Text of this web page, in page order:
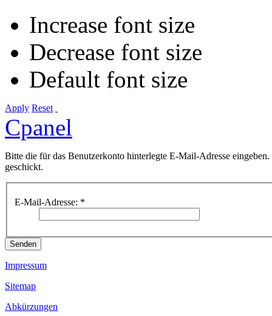
Increase font size
Decrease font size
Default font size
Apply Reset
Cpanel
Bitte die für das Benutzerkonto hinterlegte E-Mail-Adresse
geschickt.
E-Mail-Adresse: *
Senden
Impressum
Sitemap
Abkürzungen